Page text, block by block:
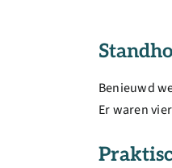
Benieuwd
Er waren